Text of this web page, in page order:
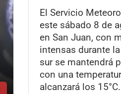
El Servicio
este sábado 8 de
en San Juan, con
intensas durante
sur se mantendrá
con una
alcanzará los 15°C.